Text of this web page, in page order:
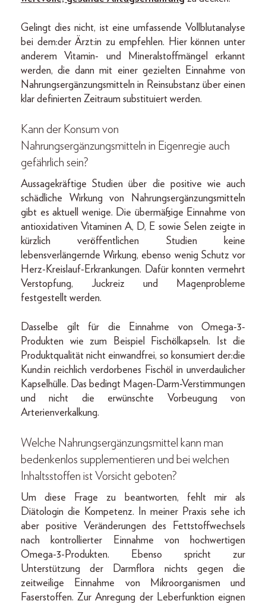
Gelingt dies nicht, ist eine umfassende Vollblutanalyse
bei dem:der Ärzt:in zu empfehlen. Hier können unter
anderem Vitamin- und Mineralstoffmängel erkannt
werden, die dann mit einer gezielten Einnahme von
Nahrungsergänzungsmitteln in Reinsubstanz über einen
klar definierten Zeitraum substituiert werden.
Kann der Konsum von
Nahrungsergänzungsmitteln in Eigenregie auch
gefährlich sein?
Aussagekräftige Studien über die positive wie auch
schädliche Wirkung von Nahrungsergänzungsmitteln
gibt es aktuell wenige. Die übermäßige Einnahme von
antioxidativen Vitaminen A, D, E sowie Selen zeigte in
kürzlich veröffentlichen Studien keine
lebensverlängernde Wirkung, ebenso wenig Schutz vor
Herz-Kreislauf-Erkrankungen. Dafür konnten vermehrt
Verstopfung, Juckreiz und Magenprobleme
festgestellt werden.
Dasselbe gilt für die Einnahme von Omega-3-
Produkten wie zum Beispiel Fischölkapseln. Ist die
Produktqualität nicht einwandfrei, so konsumiert der:die
Kund:in reichlich verdorbenes Fischöl in unverdaulicher
Kapselhülle. Das bedingt Magen-Darm-Verstimmungen
und nicht die erwünschte Vorbeugung von
Arterienverkalkung.
Welche Nahrungsergänzungsmittel kann man
bedenkenlos supplementieren und bei welchen
Inhaltsstoffen ist Vorsicht geboten?
Um diese Frage zu beantworten, fehlt mir als
Diätologin die Kompetenz. In meiner Praxis sehe ich
aber positive Veränderungen des Fettstoffwechsels
nach kontrollierter Einnahme von hochwertigen
Omega-3-Produkten. Ebenso spricht zur
Unterstützung der Darmflora nichts gegen die
zeitweilige Einnahme von Mikroorganismen und
Faserstoffen. Zur Anregung der Leberfunktion eignen